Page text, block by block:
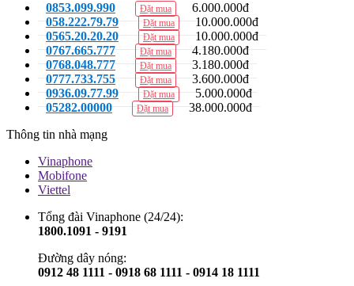
0853.099.990 Đặt mua
6.000.000đ
058.222.79.79
Đặt mua
10.000.000đ
0565.20.20.20
Đặt mua
10.000.000đ
0767.665.777
Đặt mua
4.180.000đ
0768.048.777
Đặt mua
3.180.000đ
0777.733.755
Đặt mua
3.600.000đ
0936.09.77.99
Đặt mua
5.000.000đ
05282.00000
Đặt mua
38.000.000đ
Thông tin nhà mạng
Vinaphone
Mobifone
Viettel
Tổng đài Vinaphone (24/24):
1800.1091 - 9191
Đường dây nóng:
0912 48 1111 - 0918 68 1111 - 0914 18 1111